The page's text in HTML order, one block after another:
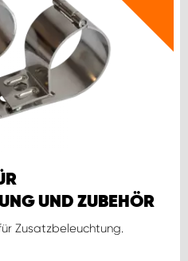
UND ZUBEHÖR
Zusatzbeleuchtung.